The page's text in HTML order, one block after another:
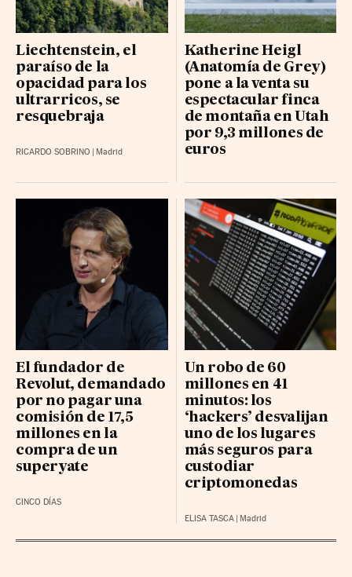
Liechtenstein, el
paraíso de la
opacidad para los
ultrarricos, se
resquebraja
RICARDO SOBRINO | Madrid
Katherine Heigl
(Anatomía de Grey)
pone a la venta su
espectacular finca
de montaña en Utah
por 9,3 millones de
euros
El fundador de
Revolut, demandado
por no pagar una
comisión de 17,5
millones en la
compra de un
superyate
CINCO DÍAS
Un robo de 60
millones en 41
minutos: los
‘hackers’ desvalijan
uno de los lugares
más seguros para
custodiar
criptomonedas
ELISA TASCA Madrid